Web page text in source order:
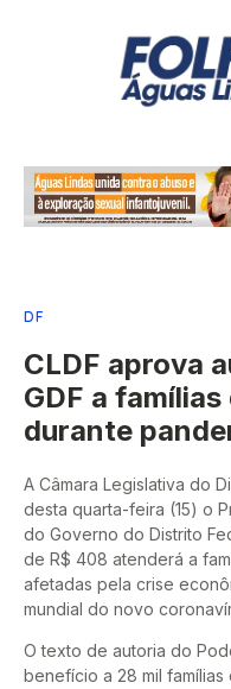
DF
CLDF aprova
GDF a
durante
A Câmara Legislativa do
desta quarta-feira (15) o
do Governo do Distrito
de R$ 408 atenderá a
afetadas pela crise
mundial do novo
O texto de autoria do
benefício a 28 mil